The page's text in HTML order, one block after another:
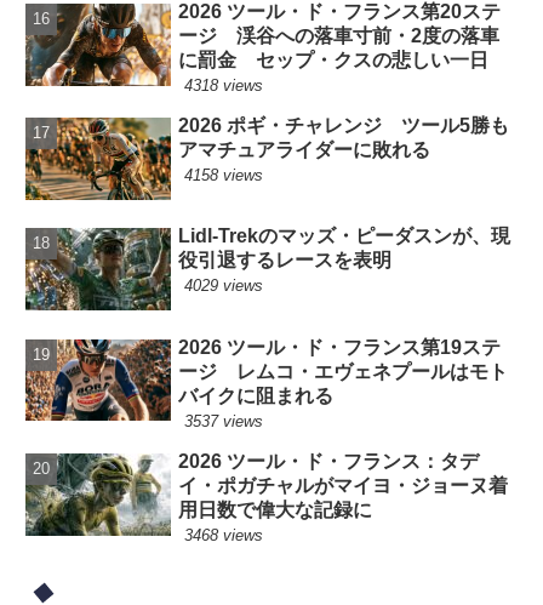
2026 ツール・ド・フランス第20ステ
ージ 渓谷への落車寸前・2度の落車
に罰金 セップ・クスの悲しい一日
4318 views
2026 ポギ・チャレンジ ツール5勝も
アマチュアライダーに敗れる
4158 views
Lidl-Trekのマッズ・ピーダスンが、現
役引退するレースを表明
4029 views
2026 ツール・ド・フランス第19ステ
ージ レムコ・エヴェネプールはモト
バイクに阻まれる
3537 views
2026 ツール・ド・フランス：タデ
イ・ポガチャルがマイヨ・ジョーヌ着
用日数で偉大な記録に
3468 views